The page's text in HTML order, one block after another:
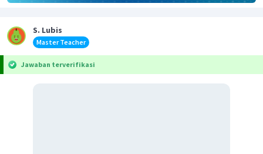
S. Lubis
Master Teacher
Jawaban terverifikasi